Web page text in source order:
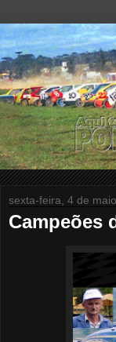
sexta-feira, 4 de
Campeões